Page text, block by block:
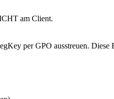
am Client.
per GPO ausstreuen.